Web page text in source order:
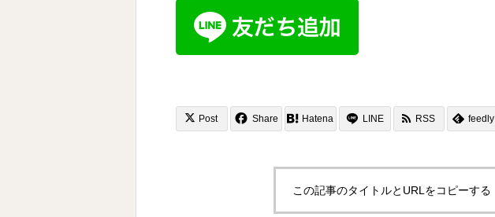
Post Share Hatena LINE RSS feedly
この記事のタイトルとURLをコピーする